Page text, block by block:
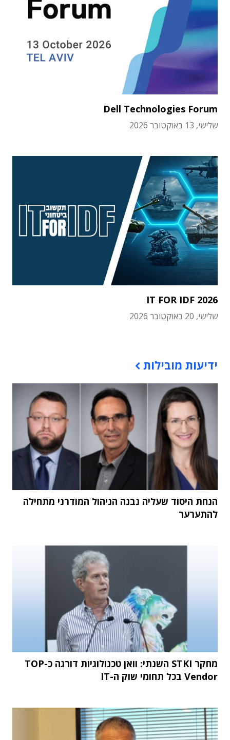
Dell Technologies Forum
שלישי, 13 באוקטובר 2026
IT FOR IDF 2026
שלישי, 20 באוקטובר 2026
ידיעות מובילות
הנחת היסוד שעליה נבנה הניהול המודרני מתחילה
להתערער
מחקר STKI השנתי: וואן טכנולוגיות דורגה כ-TOP
Vendor בכל תחומי שוק ה-IT